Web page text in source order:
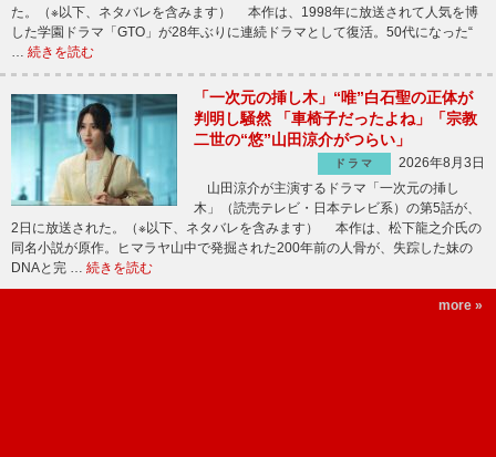
た。（※以下、ネタバレを含みます） 本作は、1998年に放送されて人気を博
した学園ドラマ「GTO」が28年ぶりに連続ドラマとして復活。50代になった“
… 続きを読む
「一次元の挿し木」“唯”白石聖の正体が
判明し騒然 「車椅子だったよね」「宗教
二世の“悠”山田涼介がつらい」
ドラマ
2026年8月3日
山田涼介が主演するドラマ「一次元の挿し
木」（読売テレビ・日本テレビ系）の第5話が、
2日に放送された。（※以下、ネタバレを含みます） 本作は、松下龍之介氏の
同名小説が原作。ヒマラヤ山中で発掘された200年前の人骨が、失踪した妹の
DNAと完 … 続きを読む
more »